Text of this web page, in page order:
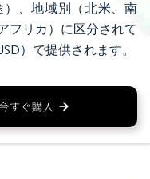
、地域別（北米、南
フリカ）に区分されて
）で提供されます。